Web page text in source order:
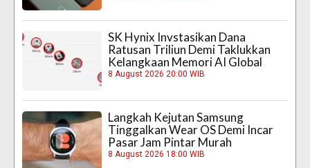
SK Hynix Invstasikan Dana
Ratusan Triliun Demi Taklukkan
Kelangkaan Memori AI Global
8 August 2026 20:00 WIB
Langkah Kejutan Samsung
Tinggalkan Wear OS Demi Incar
Pasar Jam Pintar Murah
8 August 2026 18:00 WIB